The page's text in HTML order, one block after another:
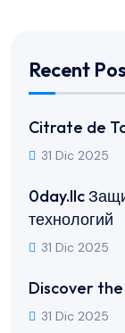
Recent
Citrate de
31 Dic 2025
0day.llc
технологий
31 Dic 2025
Discover
31 Dic 2025